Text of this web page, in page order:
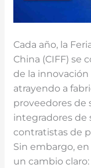
Cada año, la
China (CIFF) se
de la
atrayendo a
proveedores de
integradores de
contratistas de
Sin embargo,
un cambio claro: